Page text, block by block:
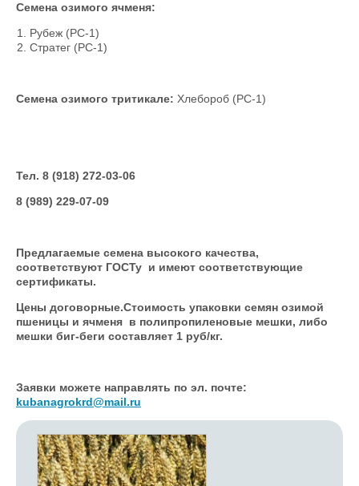
Семена озимого ячменя:
Рубеж (РС-1)
Стратег (РС-1)
Семена озимого тритикале: Хлебороб (РС-1)
Тел. 8 (918) 272-03-06
8 (989) 229-07-09
Предлагаемые семена высокого качества,
соответствуют ГОСТу и имеют соответствующие
сертификаты.
Цены договорные.Стоимость упаковки семян озимой
пшеницы и ячменя в полипропиленовые мешки, либо
мешки биг-беги составляет 1 руб/кг.
Заявки можете направлять по эл. почте:
kubanagrokrd@mail.ru